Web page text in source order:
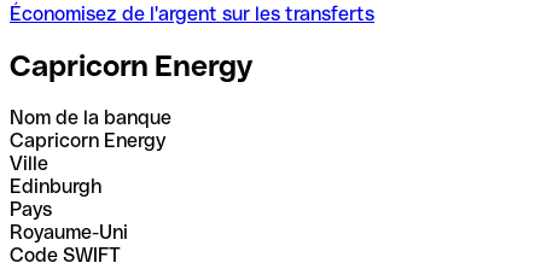
Économisez de l'argent sur les transferts
Capricorn Energy
Nom de la banque
Capricorn Energy
Ville
Edinburgh
Pays
Royaume-Uni
Code SWIFT